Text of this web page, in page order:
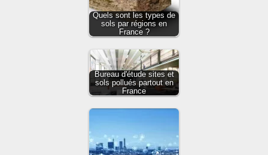
Quels sont les types de
sols par régions en
France ?
Bureau d'étude sites et
sols pollués partout en
France